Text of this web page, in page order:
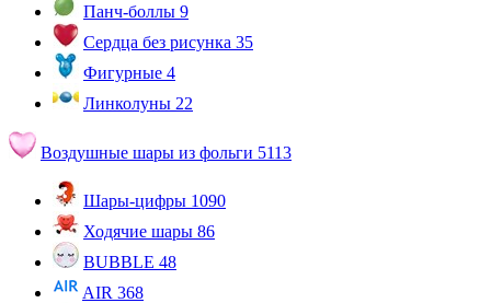
Панч-боллы 9
Сердца без рисунка 35
Фигурные 4
Линколуны 22
Воздушные шары из фольги 5113
Шары-цифры 1090
Ходячие шары 86
BUBBLE 48
AIR 368